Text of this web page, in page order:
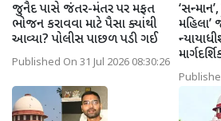
જુનૈદ પાસે જંતર-મંતર પર મફત
ભોજન કરાવવા માટે પૈસા ક્યાંથી
આવ્યા? પોલીસ પાછળ પડી ગઈ
Published On 31 Jul 2026 08:30:26
મહિલા’